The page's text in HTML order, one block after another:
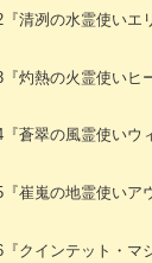
『清冽の水霊使いエ
『灼熱の火霊使いヒ
『蒼翠の風霊使いウ
『崔嵬の地霊使いア
クインテット・マ